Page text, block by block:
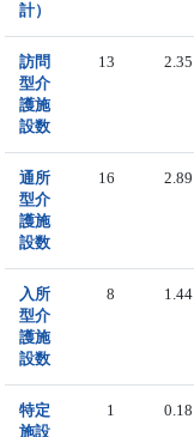
計）
訪問
型介
護施
設数
13 2.35
通所
型介
護施
設数
16 2.89
入所
型介
護施
設数
8 1.44
特定
施設
1 0.18